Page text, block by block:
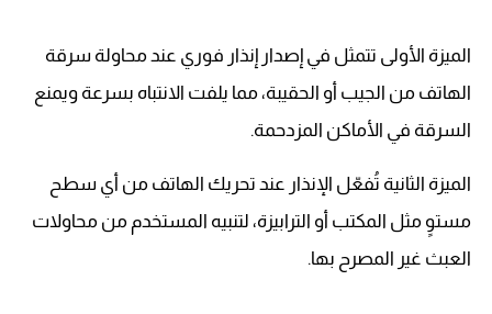
الميزة الأولى تتمثل في إصدار إنذار فوري عند محاولة سرقة
الهاتف من الجيب أو الحقيبة، مما يلفت الانتباه بسرعة ويمنع
السرقة في الأماكن المزدحمة.
الميزة الثانية تُفعّل الإنذار عند تحريك الهاتف من أي سطح
مستوٍ مثل المكتب أو الترابيزة، لتنبيه المستخدم من محاولات
العبث غير المصرح بها.